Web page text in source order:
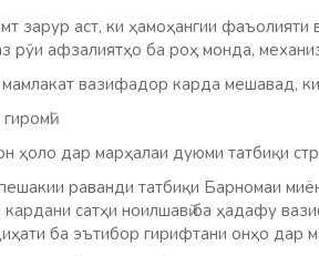
зарур аст, ки ҳамоҳангии
рӯи афзалиятҳо ба роҳ монда,
вазифадор карда мешавад,
ҳоло дар марҳалаи дуюми татбиқи
раванди татбиқи Барномаи
кардани сатҳи ноилшавӣ ба ҳадафу
ба эътибор гирифтани онҳо